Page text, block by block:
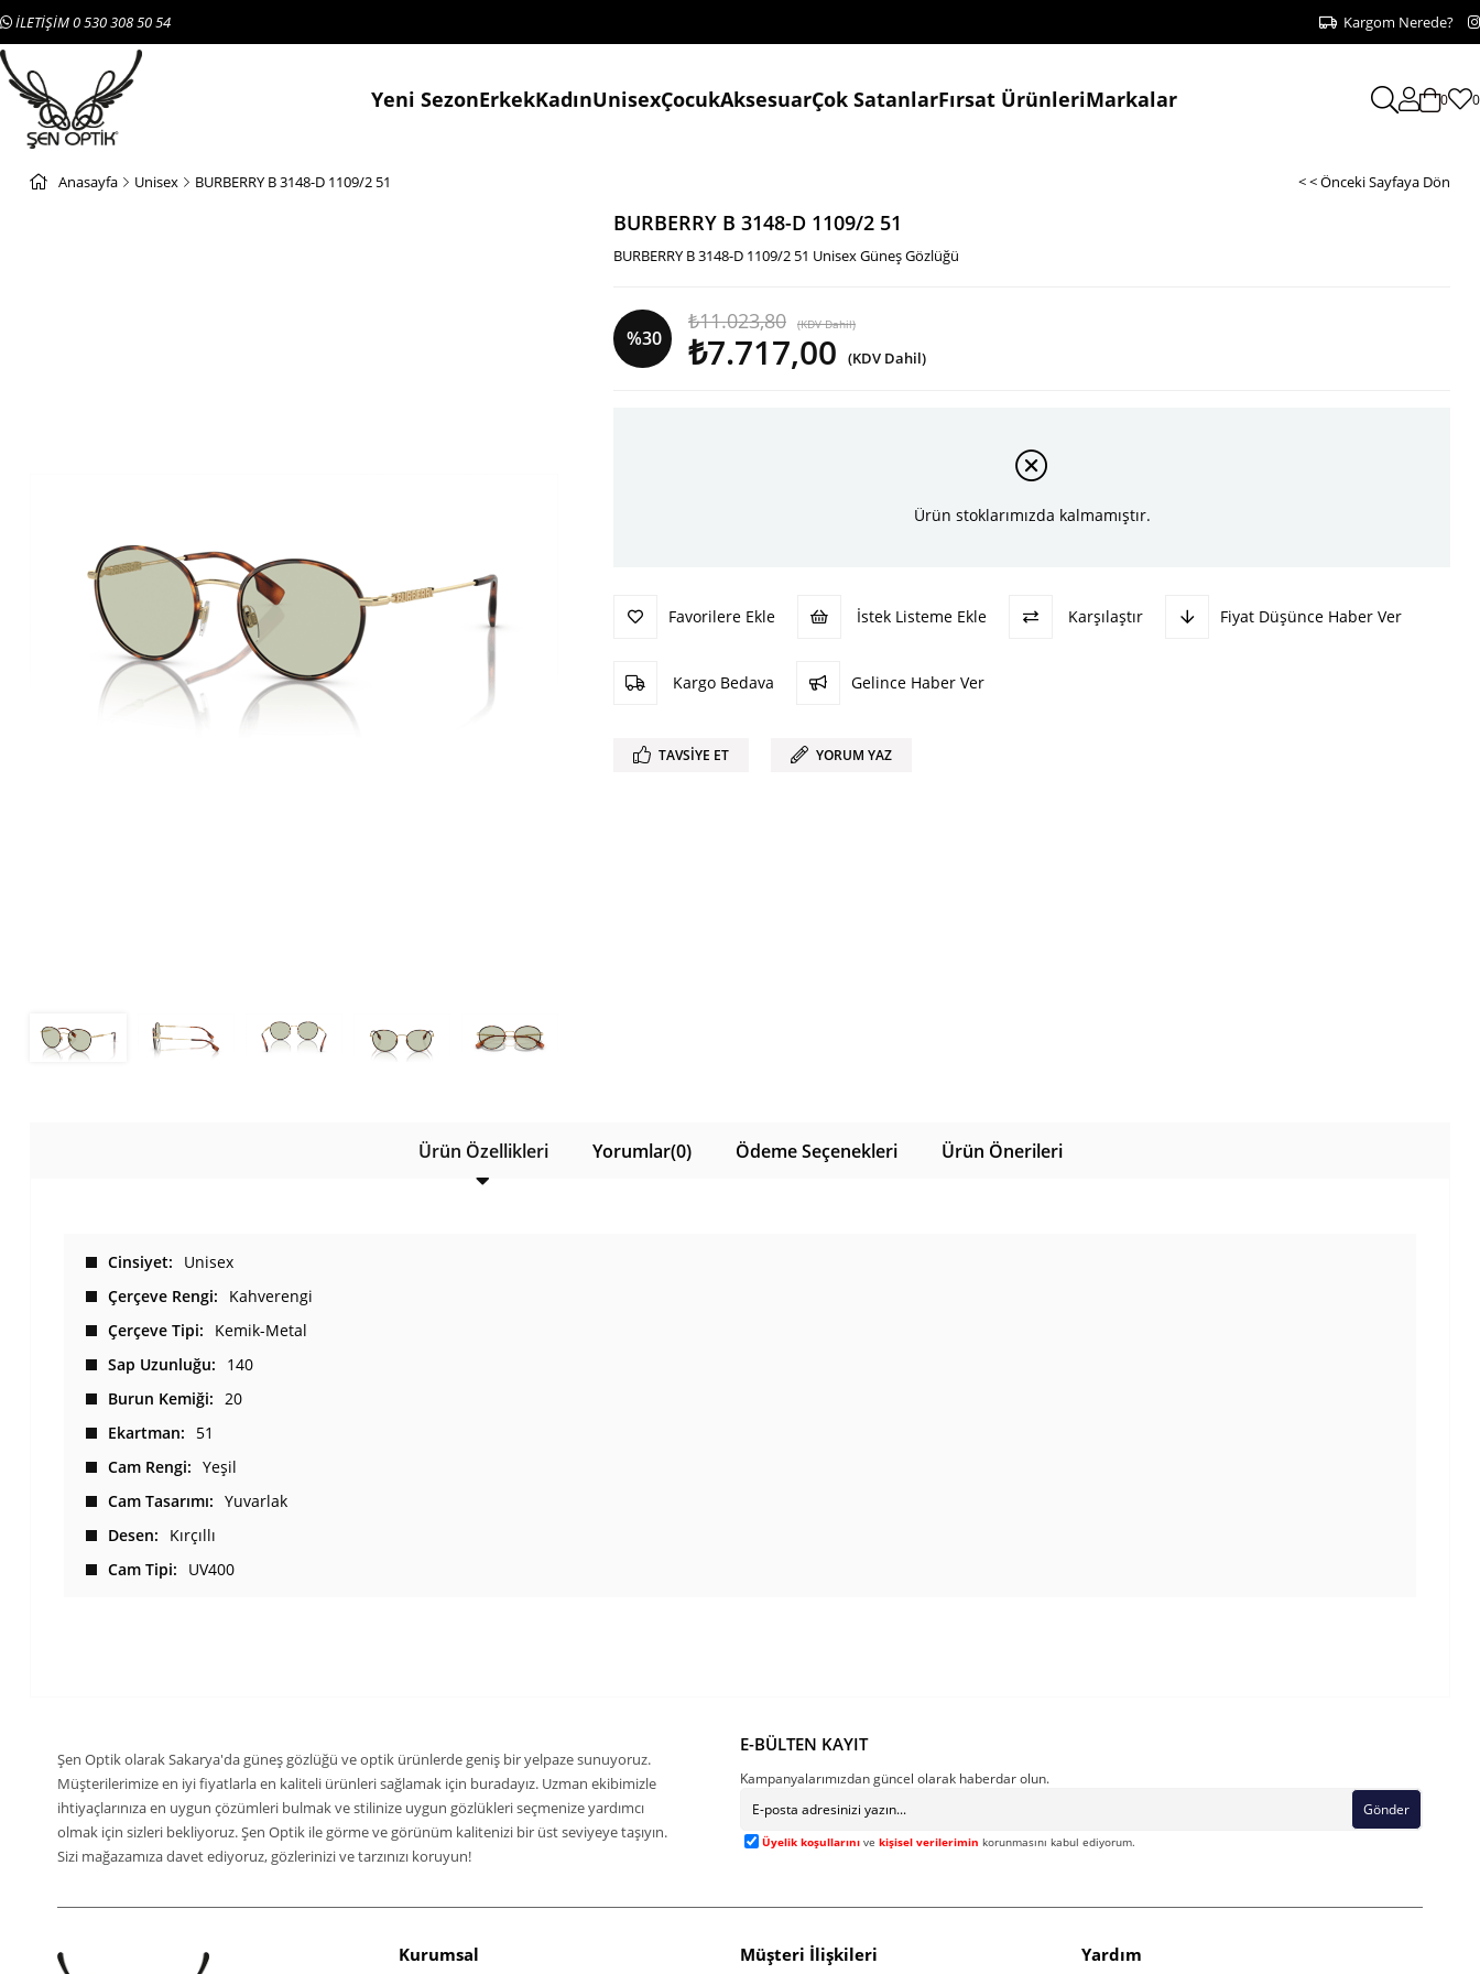
İLETİŞİM 0 530 308 50 54 Kargom Nerede?
Yeni SezonErkekKadınUnisexÇocukAksesuarÇok SatanlarFırsat ÜrünleriMarkalar 0 0
Anasayfa Unisex BURBERRY B 3148-D 1109/2 51 < < Önceki Sayfaya Dön
BURBERRY B 3148-D 1109/2 51
BURBERRY B 3148-D 1109/2 51 Unisex Güneş Gözlüğü
%30
₺11.023,80 (KDV Dahil)
₺7.717,00 (KDV Dahil)
Ürün stoklarımızda kalmamıştır.
Favorilere Ekle İstek Listeme Ekle Karşılaştır Fiyat Düşünce Haber Ver
Kargo Bedava Gelince Haber Ver
TAVSIYE ET YORUM YAZ
Ürün Özellikleri Yorumlar(0) Ödeme Seçenekleri Ürün Önerileri
Cinsiyet
Unisex
Çerçeve Rengi
Kahverengi
Çerçeve Tipi
Kemik-Metal
Sap Uzunluğu
140
Burun Kemiği
20
Ekartman
51
Cam Rengi
Yeşil
Cam Tasarımı
Yuvarlak
Desen
Kırçıllı
Cam Tipi
UV400
Şen Optik olarak Sakarya'da güneş gözlüğü ve optik ürünlerde geniş bir yelpaze sunuyoruz.
Müşterilerimize en iyi fiyatlarla en kaliteli ürünleri sağlamak için buradayız. Uzman ekibimizle
ihtiyaçlarınıza en uygun çözümleri bulmak ve stilinize uygun gözlükleri seçmenize yardımcı
olmak için sizleri bekliyoruz. Şen Optik ile görme ve görünüm kalitenizi bir üst seviyeye taşıyın.
Sizi mağazamıza davet ediyoruz, gözlerinizi ve tarzınızı koruyun!
E-BÜLTEN KAYIT
Kampanyalarımızdan güncel olarak haberdar olun.
Gönder
Üyelik koşullarını ve kişisel verilerimin korunmasını kabul ediyorum.
Kurumsal Müşteri İlişkileri Yardım